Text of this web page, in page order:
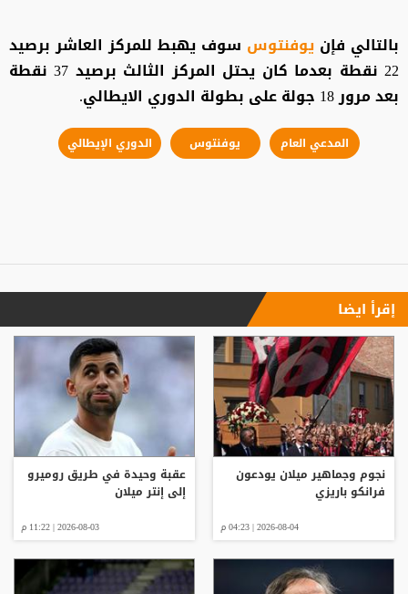
بالتالي فإن يوفنتوس سوف يهبط للمركز العاشر برصيد
22 نقطة بعدما كان يحتل المركز الثالث برصيد 37 نقطة
بعد مرور 18 جولة على بطولة الدوري الايطالي.
المدعي العام يوفنتوس الدوري الإيطالي
إقرأ ايضا
نجوم وجماهير ميلان يودعون
فرانكو باريزي
2026-08-04 | 04:23 م
عقبة وحيدة في طريق روميرو
إلى إنتر ميلان
2026-08-03 | 11:22 م